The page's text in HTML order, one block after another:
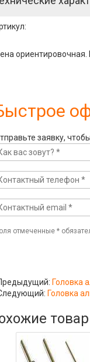
:
ориентировочная.
заявку,
отмеченные*
Головка
Головка